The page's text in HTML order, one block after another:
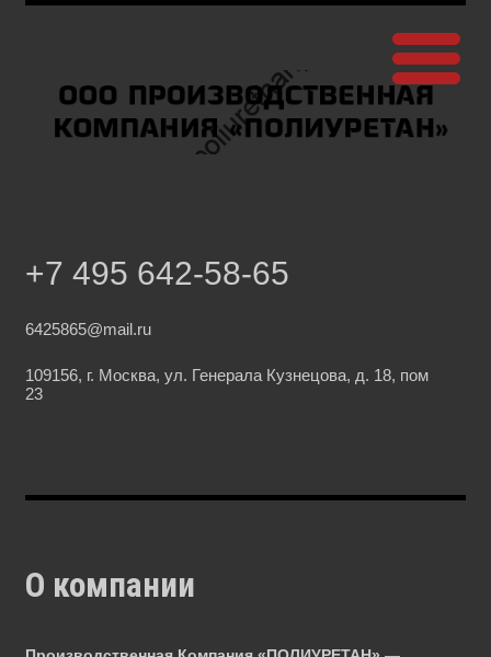
+7 495 642-58-65
6425865@mail.ru
109156, г. Москва, ул. Генерала Кузнецова, д. 18, пом
23
О компании